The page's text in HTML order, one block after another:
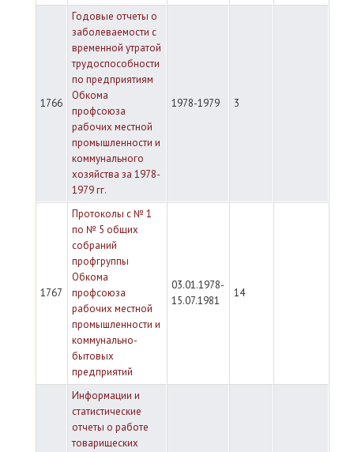
1766
Годовые отчеты о
заболеваемости с
временной утратой
трудоспособности
по предприятиям
Обкома
профсоюза
рабочих местной
промышленности и
коммунального
хозяйства за 1978-
1979 гг.
1978-1979 3
1767
Протоколы с № 1
по № 5 общих
собраний
профгруппы
Обкома
профсоюза
рабочих местной
промышленности и
коммунально-
бытовых
предприятий
03.01.1978-
15.07.1981
14
Информации и
статистические
отчеты о работе
товарищеских